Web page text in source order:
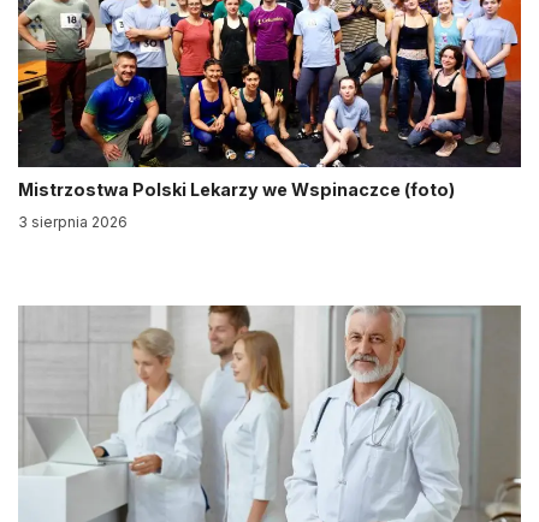
Mistrzostwa Polski Lekarzy we Wspinaczce (foto)
3 sierpnia 2026